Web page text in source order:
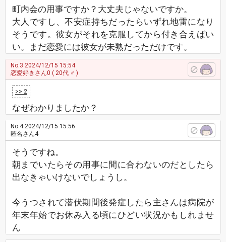
町内会の用事ですか？大丈夫じゃないですか。
大人ですし、不安症持ちだったらいずれ地雷になり
そうです。彼女がそれを克服してから付き合えばい
い。まだ恋愛には彼女が未熟だっただけです。
No.3 2024/12/15 15:54
恋愛好きさん0 ( 20代 ♂ )
>> 2
なぜわかりましたか？
No.42024/12/15 15:56
匿名さん4
そうですね。
朝までいたらその用事に間に合わないのだとしたら
出なきゃいけないでしょうし。
今うつされて潜伏期間後発症したら主さんは病院が
年末年始でお休み入る頃にひどい状況かもしれませ
ん